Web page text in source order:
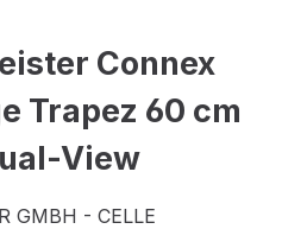
Connex
Trapez 60 cm
View
GMBH - CELLE